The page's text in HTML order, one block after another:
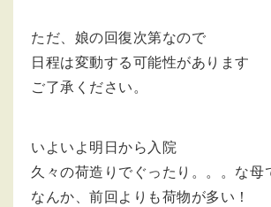
ただ、娘の回復次第なので
日程は変動する可能性があります
ご了承ください。
いよいよ明日から入院
久々の荷造りでぐったり。。。な母
なんか、前回よりも荷物が多い！